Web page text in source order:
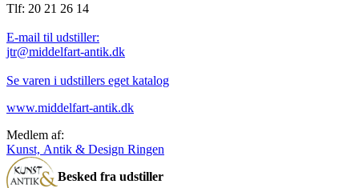
Tlf: 20 21 26 14
E-mail til udstiller:
jtr@middelfart-antik.dk
Se varen i udstillers eget katalog
www.middelfart-antik.dk
Medlem af:
Kunst, Antik & Design Ringen
Besked fra udstiller